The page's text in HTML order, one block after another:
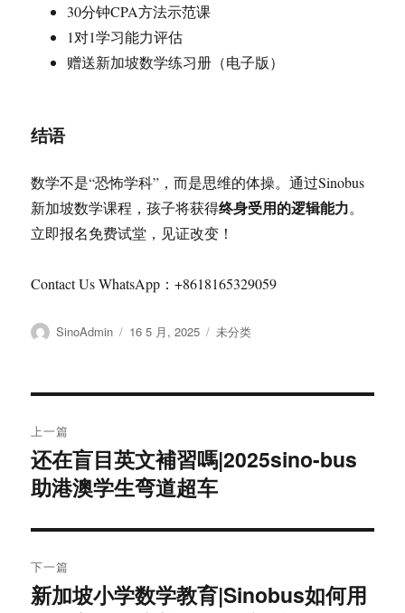
30分钟CPA方法示范课
1对1学习能力评估
赠送新加坡数学练习册（电子版）
结语
数学不是“恐怖学科”，而是思维的体操。通过Sinobus
新加坡数学课程，孩子将获得终身受用的逻辑能力。
立即报名免费试堂，见证改变！
Contact Us WhatsApp：+8618165329059
作
SinoAdmin
发
16 5 月, 2025
分
未分类
章
导
航
上一篇
上
篇
章：
还在盲目英文補習嗎|2025sino-bus
助港澳学生弯道超车
下一篇
下
新加坡小学数学教育|Sinobus如何用